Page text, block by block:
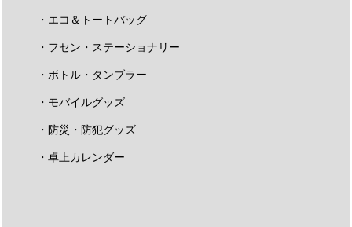
・エコ＆トートバッグ
・フセン・ステーショナリー
・ボトル・タンブラー
・モバイルグッズ
・防災・防犯グッズ
・卓上カレンダー